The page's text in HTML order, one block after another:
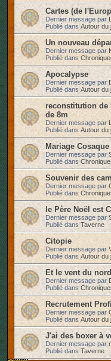
Cartes (de
Dernier message par
Publié dans Autour du
Un nouveau
Dernier message par
Publié dans
Apocalypse
Dernier message par
Publié dans Autour du
reconstitution de
de 8m
Dernier message par
Publié dans Autour du
Mariage Cosaque
Dernier message par
Publié dans
Souvenir des
Dernier message par
Publié dans
le Père Noël est
Dernier message par
Publié dans Taverne
Citopie
Dernier message par
Publié dans Autour du
Et le vent du
Dernier message par
Publié dans
Recrutement
Dernier message par
Publié dans Autour du
J'ai des boxer à
Dernier message par
Publié dans Taverne